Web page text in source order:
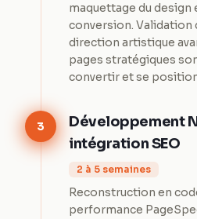
maquettage du design
conversion. Validation
direction artistique
pages stratégiques
convertir et se
3
Développement
intégration SEO
2 à 5 semaines
Reconstruction en
performance